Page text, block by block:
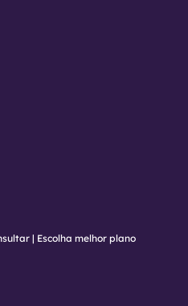
| Escolha melhor plano